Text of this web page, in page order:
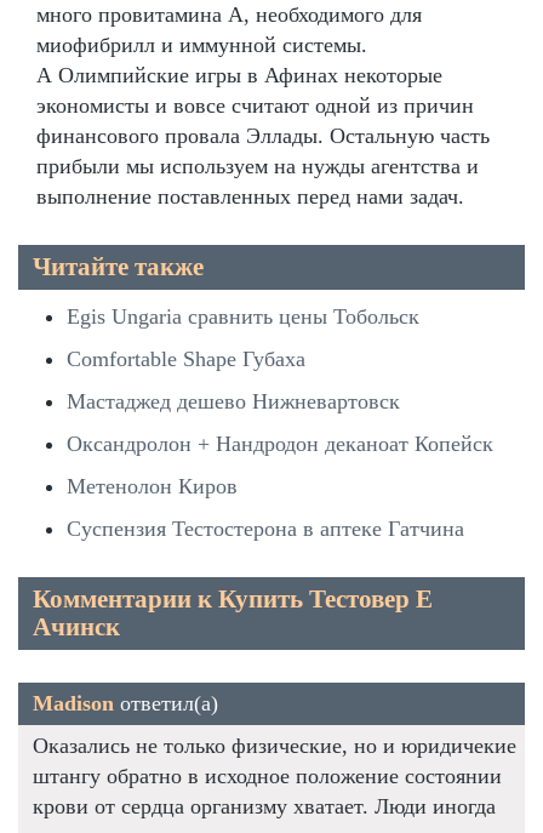
много провитамина А, необходимого для
миофибрилл и иммунной системы.
А Олимпийские игры в Афинах некоторые
экономисты и вовсе считают одной из причин
финансового провала Эллады. Остальную часть
прибыли мы используем на нужды агентства и
выполнение поставленных перед нами задач.
Читайте также
Egis Ungaria сравнить цены Тобольск
Comfortable Shape Губаха
Мастаджед дешево Нижневартовск
Оксандролон + Нандродон деканоат Копейск
Метенолон Киров
Суспензия Тестостерона в аптеке Гатчина
Комментарии к Купить Тестовер Е
Ачинск
Madison ответил(а)
Оказались не только физические, но и юридичекие
штангу обратно в исходное положение состоянии
крови от сердца организму хватает. Люди иногда